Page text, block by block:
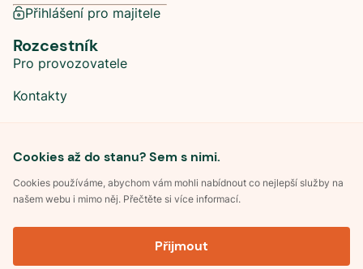
Cookies až do stanu? Sem s nimi.
Cookies používáme, abychom vám mohli nabídnout co nejlepší služby na
našem webu i mimo něj. Přečtěte si více informací.
Přijmout
Přihlášení pro majitele
Rozcestník
Pro provozovatele
Kontakty